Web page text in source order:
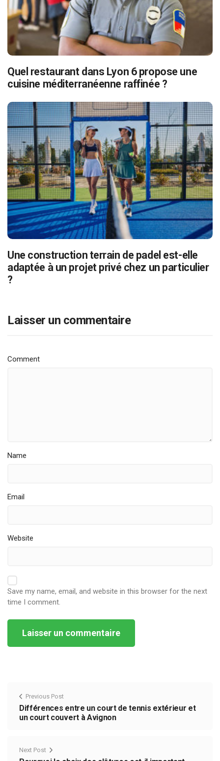
Quel restaurant dans Lyon 6 propose une
cuisine méditerranéenne raffinée ?
Une construction terrain de padel est-elle
adaptée à un projet privé chez un particulier
?
Laisser un commentaire
Comment
Name
Email
Website
Save my name, email, and website in this browser for the next
time I comment.
Previous Post
Différences entre un court de tennis extérieur et
un court couvert à Avignon
Next Post